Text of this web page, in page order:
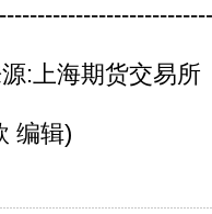
上海期货交易所
辑)